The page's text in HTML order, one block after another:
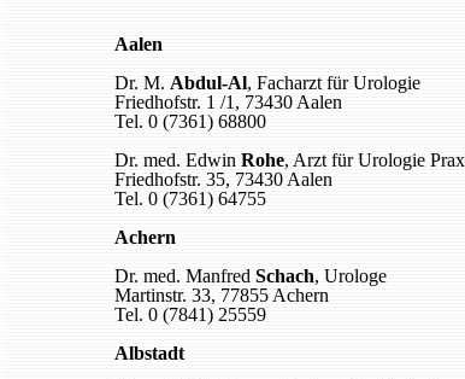
Aalen
Dr. M. Abdul-Al, Facharzt für Urologie
Friedhofstr. 1 /1, 73430 Aalen
Tel. 0 (7361) 68800
Dr. med. Edwin Rohe, Arzt für Urologie
Friedhofstr. 35, 73430 Aalen
Tel. 0 (7361) 64755
Achern
Dr. med. Manfred Schach, Urologe
Martinstr. 33, 77855 Achern
Tel. 0 (7841) 25559
Albstadt